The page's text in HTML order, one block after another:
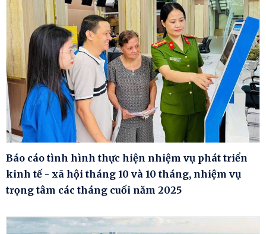
Báo cáo tình hình thực hiện nhiệm vụ phát triển
kinh tế - xã hội tháng 10 và 10 tháng, nhiệm vụ
trọng tâm các tháng cuối năm 2025